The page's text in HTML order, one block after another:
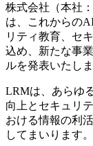
株式会社（本社
は、これからの
リティ教育、セ
込め、新たな事
ルを発表いたしま
LRMは、あらゆ
向上とセキュリ
おける情報の利
してまいります。